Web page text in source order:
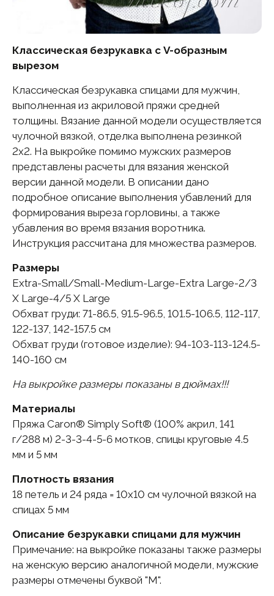
Классическая безрукавка с V-образным
вырезом
Классическая безрукавка спицами для мужчин,
выполненная из акриловой пряжи средней
толщины. Вязание данной модели осуществляется
чулочной вязкой, отделка выполнена резинкой
2х2. На выкройке помимо мужских размеров
представлены расчеты для вязания женской
версии данной модели. В описании дано
подробное описание выполнения убавлений для
формирования выреза горловины, а также
убавления во время вязания воротника.
Инструкция рассчитана для множества размеров.
Размеры
Extra-Small/Small-Medium-Large-Extra Large-2/3
X Large-4/5 X Large
Обхват груди: 71-86.5, 91.5-96.5, 101.5-106.5, 112-117,
122-137, 142-157.5 см
Обхват груди (готовое изделие): 94-103-113-124.5-
140-160 см
На выкройке размеры показаны в дюймах!!!
Материалы
Пряжа Caron® Simply Soft® (100% акрил, 141
г/288 м) 2-3-3-4-5-6 мотков, спицы круговые 4.5
мм и 5 мм
Плотность вязания
18 петель и 24 ряда = 10х10 см чулочной вязкой на
спицах 5 мм
Описание безрукавки спицами для мужчин
Примечание: на выкройке показаны также размеры
на женскую версию аналогичной модели, мужские
размеры отмечены буквой "М".